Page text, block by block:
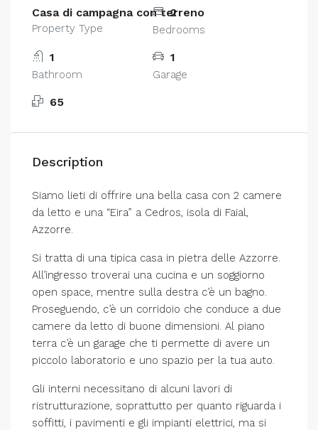
Casa di campagna con terreno
Property Type
2
Bedrooms
1
Bathroom
1
Garage
65
Description
Siamo lieti di offrire una bella casa con 2 camere
da letto e una “Eira” a Cedros, isola di Faial,
Azzorre.
Si tratta di una tipica casa in pietra delle Azzorre.
All’ingresso troverai una cucina e un soggiorno
open space, mentre sulla destra c’è un bagno.
Proseguendo, c’è un corridoio che conduce a due
camere da letto di buone dimensioni. Al piano
terra c’è un garage che ti permette di avere un
piccolo laboratorio e uno spazio per la tua auto.
Gli interni necessitano di alcuni lavori di
ristrutturazione, soprattutto per quanto riguarda i
soffitti, i pavimenti e gli impianti elettrici, ma si